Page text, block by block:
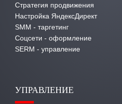
Стратегия продвижения
Настройка ЯндексДирект
SMM - таргетинг
Соцсети - оформление
SERM - управление
УПРАВЛЕНИЕ